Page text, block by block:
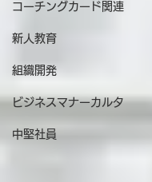
コーチングカード関連
新人教育
組織開発
ビジネスマナーカルタ
中堅社員